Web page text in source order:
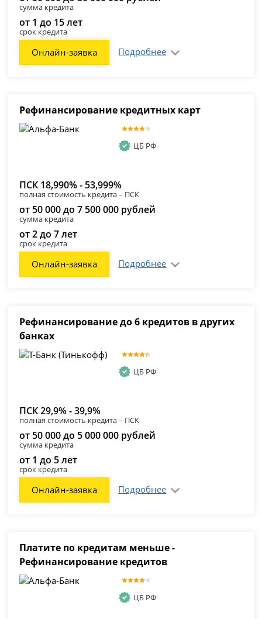
сумма кредита
от 1 до 15 лет
срок кредита
Онлайн-заявка Подробнее
Рефинансирование кредитных карт
ЦБ РФ
ПСК 18,990% - 53,999%
полная стоимость кредита – ПСК
от 50 000 до 7 500 000 рублей
сумма кредита
от 2 до 7 лет
срок кредита
Онлайн-заявка Подробнее
Рефинансирование до 6 кредитов в других
банках
ЦБ РФ
ПСК 29,9% - 39,9%
полная стоимость кредита – ПСК
от 50 000 до 5 000 000 рублей
сумма кредита
от 1 до 5 лет
срок кредита
Онлайн-заявка Подробнее
Платите по кредитам меньше -
Рефинансирование кредитов
ЦБ РФ